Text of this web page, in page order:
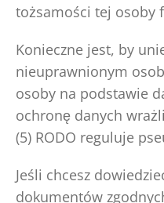
tożsamości tej osoby
Konieczne jest, by
nieuprawnionym
osoby na podstawie
ochronę danych
(5) RODO reguluje
Jeśli chcesz
dokumentów